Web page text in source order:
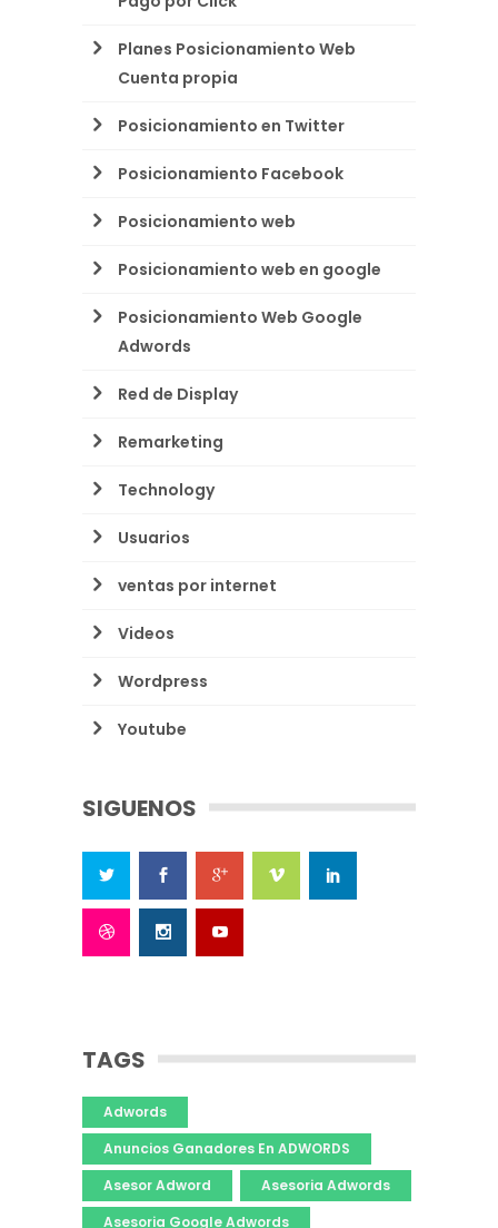
Planes Posicionamiento Web
Cuenta propia
Posicionamiento en Twitter
Posicionamiento Facebook
Posicionamiento web
Posicionamiento web en google
Posicionamiento Web Google
Adwords
Red de Display
Remarketing
Technology
Usuarios
ventas por internet
Videos
Wordpress
Youtube
SIGUENOS
TAGS
Adwords
Anuncios Ganadores En ADWORDS
Asesor Adword
Asesoria Adwords
Asesoria Google Adwords